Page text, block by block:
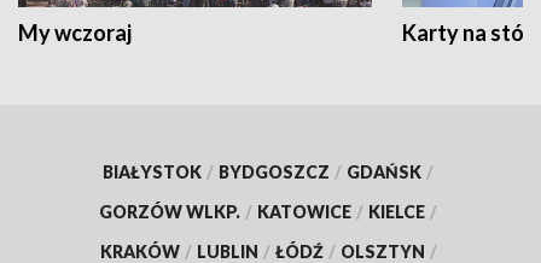
My wczoraj Karty na
BIAŁYSTOK / BYDGOSZCZ / GDAŃSK /
GORZÓW WLKP. / KATOWICE / KIELCE /
KRAKÓW / LUBLIN / ŁÓDŹ / OLSZTYN /